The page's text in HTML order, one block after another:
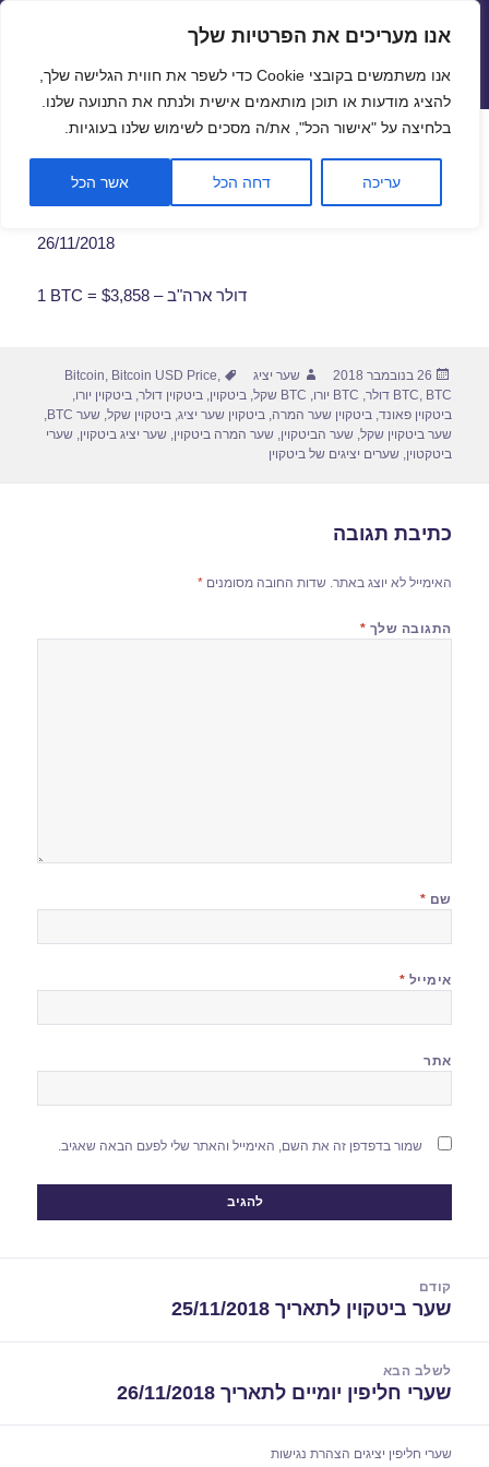
פתח
אנו מעריכים את הפרטיות שלך
אנו משתמשים בקובצי Cookie כדי לשפר את חווית הגלישה שלך,
להציג מודעות או תוכן מותאמים אישית ולנתח את התנועה שלנו.
בלחיצה על "אישור הכל", את/ה מסכים לשימוש שלנו בעוגיות.
עריכה דחה הכל אשר הכל
שערי חליפין יציגים – שער יציג
תפריטים
ווידג'טים
שער ביטקוין לתאריך 26/11/2018
26/11/2018
1 BTC = $3,858 – דולר ארה"ב
פורסם
בתאריך
26 בנובמבר 2018 מחבר
שער יציג תגיות Bitcoin, Bitcoin USD Price,
BTC, BTC דולר , BTC יורו , BTC שקל ,ביטקוין,ביטקוין דולר,ביטקוין יורו,
ביטקוין פאונד,ביטקוין שער המרה,ביטקוין שער יציג,ביטקוין שקל,שער BTC
,
שער ביטקוין שקל,שער הביטקוין,שער המרה ביטקוין,שער יציג ביטקוין,שערי
ביטקטוין,שערים יציגים של ביטקוין
כתיבת תגובה
האימייל לא יוצג באתר. שדות החובה מסומנים*
התגובה שלך *
שם *
אימייל *
אתר
שמור בדפדפן זה את השם, האימייל והאתר שלי לפעם הבאה שאגיב.
קודם
הפוסט
שער ביטקוין לתאריך 25/11/2018
לשלב הבא
הפוסט
שערי חליפין יומיים לתאריך 26/11/2018
שערי חליפין יציגים הצהרת נגישות